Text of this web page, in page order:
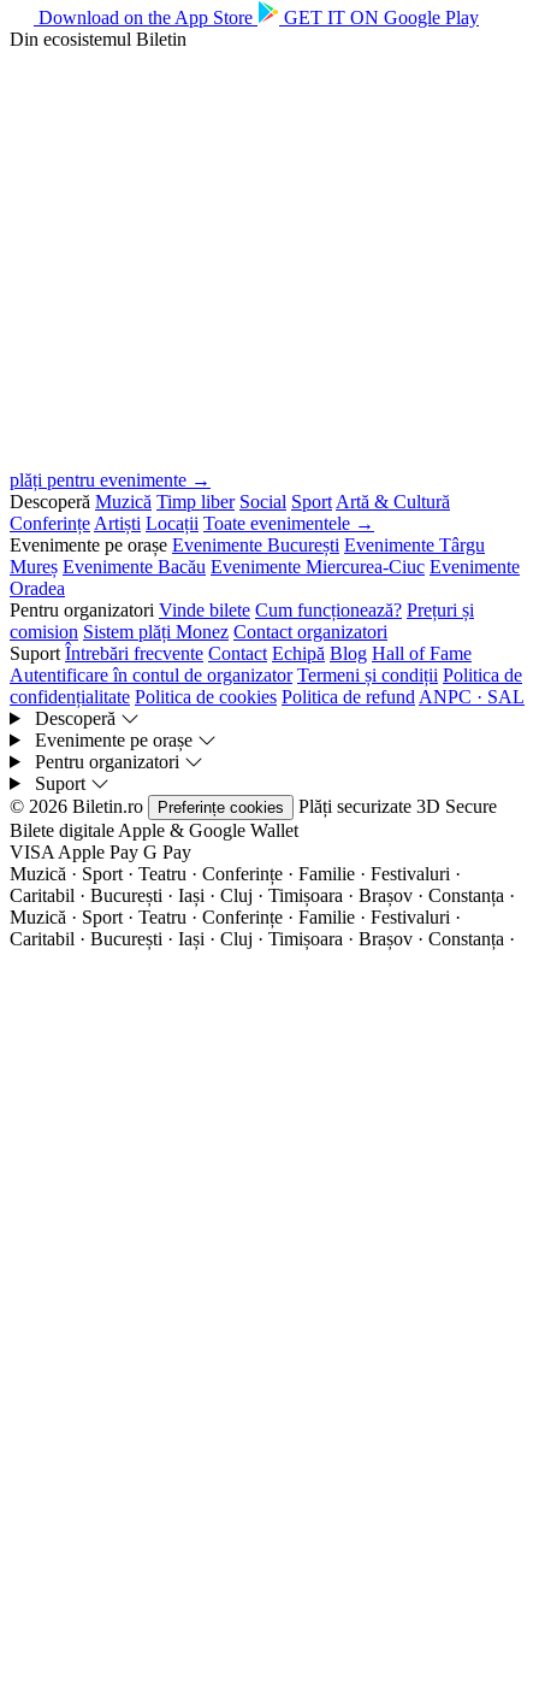
Download on the App Store GET IT ON Google Play
Din ecosistemul Biletin
plăți pentru evenimente →
Descoperă Muzică Timp liber Social Sport Artă & Cultură
Conferințe Artiști Locații Toate evenimentele →
Evenimente pe orașe Evenimente București Evenimente Târgu
Mureș Evenimente Bacău Evenimente Miercurea-Ciuc Evenimente
Oradea
Pentru organizatori Vinde bilete Cum funcționează? Prețuri și
comision Sistem plăți Monez Contact organizatori
Suport Întrebări frecvente Contact Echipă Blog Hall of Fame
Autentificare în contul de organizator Termeni și condiții Politica de
confidențialitate Politica de cookies Politica de refund ANPC · SAL
Descoperă
Evenimente pe orașe
Pentru organizatori
Suport
© 2026 Biletin.ro
Preferințe cookies Plăți securizate 3D Secure
Bilete digitale Apple & Google Wallet
VISA Apple Pay G Pay
Muzică · Sport · Teatru · Conferințe · Familie · Festivaluri ·
Caritabil · București · Iași · Cluj · Timișoara · Brașov · Constanța ·
Muzică · Sport · Teatru · Conferințe · Familie · Festivaluri ·
Caritabil · București · Iași · Cluj · Timișoara · Brașov · Constanța ·